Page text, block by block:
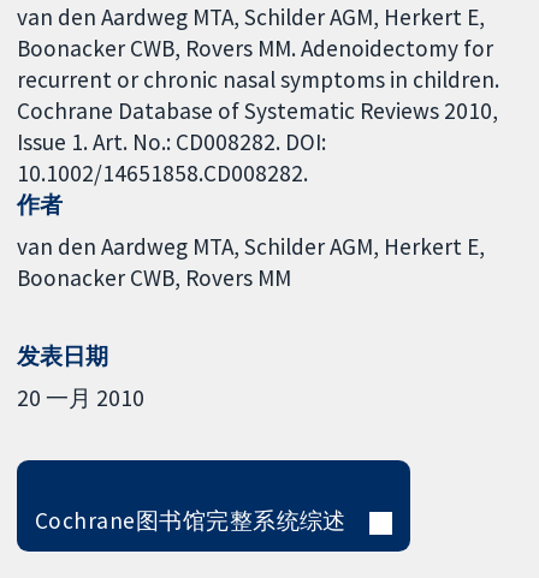
van den Aardweg MTA, Schilder AGM, Herkert E,
Boonacker CWB, Rovers MM. Adenoidectomy for
recurrent or chronic nasal symptoms in children.
Cochrane Database of Systematic Reviews 2010,
Issue 1. Art. No.: CD008282. DOI:
10.1002/14651858.CD008282.
作者
van den Aardweg MTA Schilder AGM Herkert E
Boonacker CWB Rovers MM
发表日期
20 一月 2010
Cochrane图书馆完整系统综述